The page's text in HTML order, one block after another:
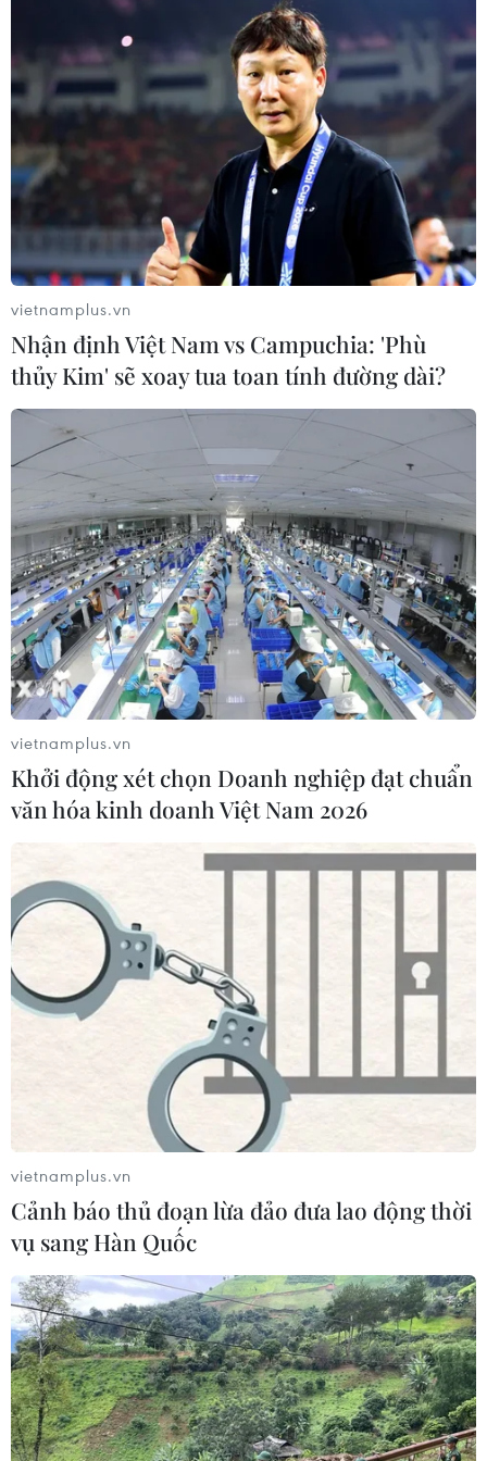
vietnamplus.vn
Nhận định Việt Nam vs Campuchia: 'Phù
thủy Kim' sẽ xoay tua toan tính đường dài?
vietnamplus.vn
Khởi động xét chọn Doanh nghiệp đạt chuẩn
văn hóa kinh doanh Việt Nam 2026
vietnamplus.vn
Cảnh báo thủ đoạn lừa đảo đưa lao động thời
vụ sang Hàn Quốc